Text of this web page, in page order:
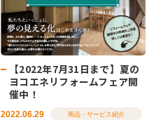
【2022年7月31日まで】夏の
ヨコエネリフォームフェア開
催中！
2022.06.29 商品・サービス紹介